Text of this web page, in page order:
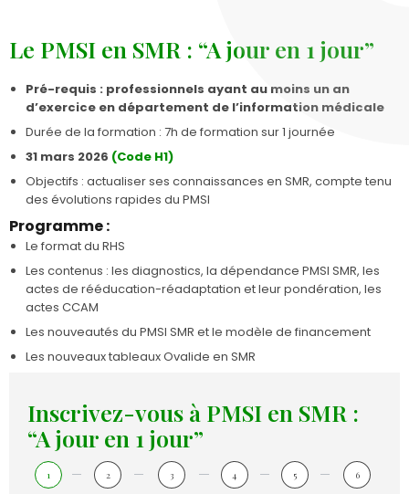
Le PMSI en SMR : “A jour en 1 jour”
Pré-requis : professionnels ayant au moins un an
d’exercice en département de l’information médicale
Durée de la formation : 7h de formation sur 1 journée
31 mars 2026 (Code H1)
Objectifs : actualiser ses connaissances en SMR, compte tenu
des évolutions rapides du PMSI
Programme :
Le format du RHS
Les contenus : les diagnostics, la dépendance PMSI SMR, les
actes de rééducation-réadaptation et leur pondération, les
actes CCAM
Les nouveautés du PMSI SMR et le modèle de financement
Les nouveaux tableaux Ovalide en SMR
Inscrivez-vous à PMSI en SMR :
“A jour en 1 jour”
1 2 3 4 5 6